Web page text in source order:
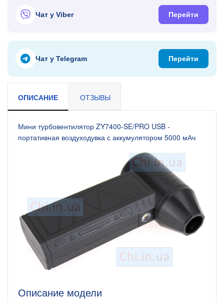
Чат у Viber Перейти
Чат у Telegram Перейти
ОПИСАНИЕ ОТЗЫВЫ
Мини турбовентилятор ZY7400-SE/PRO USB -
портативная воздуходувка с аккумулятором 5000 мАч
Описание модели